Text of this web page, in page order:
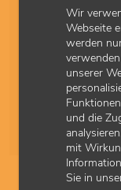
Wir
Webseite
werden
unserer
und die
mit
Sie in
vom 25.10.2025
Die
Sitzung am
GEHV -
gültig für die
19.11.2025
EHV
Änderungen